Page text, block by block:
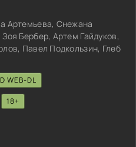
Артемьева, Снежана
Бербер, Артем Гайдуков,
Павел Подкользин, Глеб
WEB-DL
18+